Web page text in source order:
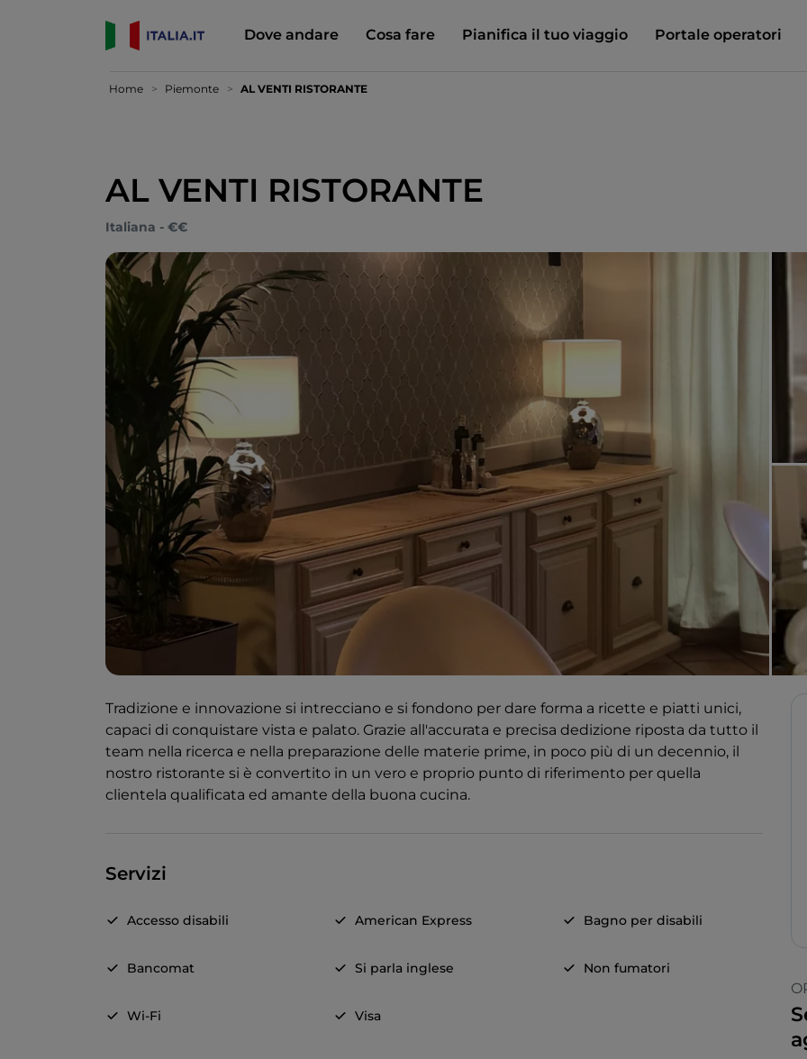
Dove andare Cosa fare Pianifica il tuo viaggio Portale operatori
Home Piemonte AL VENTI RISTORANTE
AL VENTI RISTORANTE
Italiana - €€
Tradizione e innovazione si intrecciano e si fondono per dare forma a ricette e piatti unici,
capaci di conquistare vista e palato. Grazie all'accurata e precisa dedizione riposta da tutto il
team nella ricerca e nella preparazione delle materie prime, in poco più di un decennio, il
nostro ristorante si è convertito in un vero e proprio punto di riferimento per quella
clientela qualificata ed amante della buona cucina.
Servizi
Accesso disabili American Express Bagno per disabili
Bancomat Si parla inglese Non fumatori
Wi-Fi Visa